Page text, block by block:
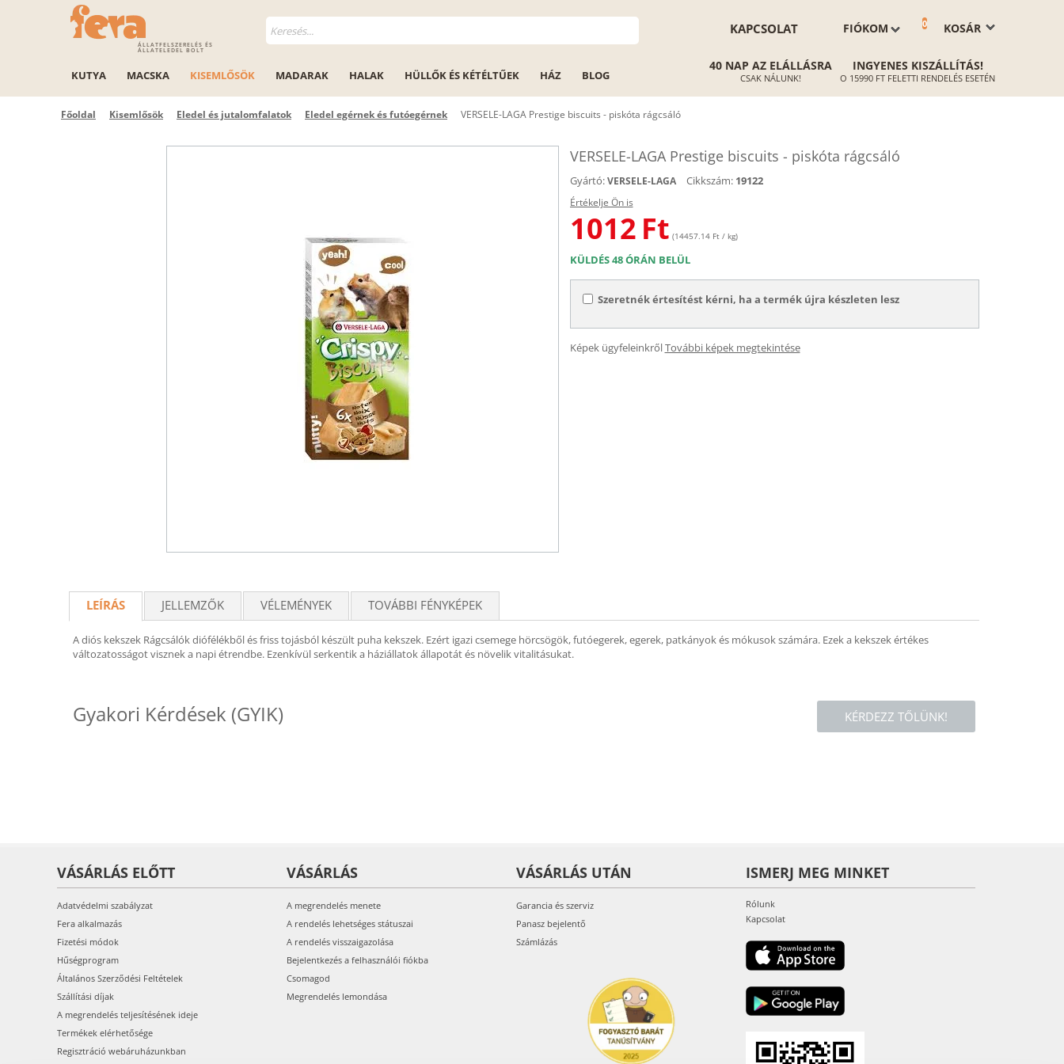
ÁLLATFELSZERELÉS ÉS
ÁLLATELEDEL BOLT
KOSÁR
0
FIÓKOM
KAPCSOLAT
KUTYA MACSKA KISEMLŐSÖK MADARAK HALAK HÜLLŐK ÉS KÉTÉLTŰEK HÁZ BLOG
40 NAP AZ ELÁLLÁSRA
CSAK NÁLUNK!
INGYENES KISZÁLLÍTÁS!
O 15990 FT FELETTI RENDELÉS ESETÉN
Főoldal Kisemlősök Eledel és jutalomfalatok Eledel egérnek és futóegérnek VERSELE-LAGA Prestige biscuits - piskóta rágcsáló
VERSELE-LAGA Prestige biscuits - piskóta rágcsáló
Gyártó: VERSELE-LAGA Cikkszám: 19122
Értékelje Ön is
1012 Ft (14457.14 Ft / kg)
KÜLDÉS 48 ÓRÁN BELÜL
Szeretnék értesítést kérni, ha a termék újra készleten lesz
Képek ügyfeleinkrőlTovábbi képek megtekintése
LEÍRÁS JELLEMZŐK VÉLEMÉNYEK TOVÁBBI FÉNYKÉPEK
A diós kekszek Rágcsálók diófélékből és friss tojásból készült puha kekszek. Ezért igazi csemege hörcsögök, futóegerek, egerek, patkányok és mókusok számára. Ezek a kekszek értékes
változatosságot visznek a napi étrendbe. Ezenkívül serkentik a háziállatok állapotát és növelik vitalitásukat.
KÉRDEZZ TŐLÜNK!
Gyakori Kérdések (GYIK)
VÁSÁRLÁS ELŐTT
Adatvédelmi szabályzat
Fera alkalmazás
Fizetési módok
Hűségprogram
Általános Szerződési Feltételek
Szállítási díjak
A megrendelés teljesítésének ideje
Termékek elérhetősége
Regisztráció webáruházunkban
VÁSÁRLÁS
A megrendelés menete
A rendelés lehetséges státuszai
A rendelés visszaigazolása
Bejelentkezés a felhasználói fiókba
Csomagod
Megrendelés lemondása
VÁSÁRLÁS UTÁN
Garancia és szerviz
Panasz bejelentő
Számlázás
ISMERJ MEG MINKET
Rólunk
Kapcsolat